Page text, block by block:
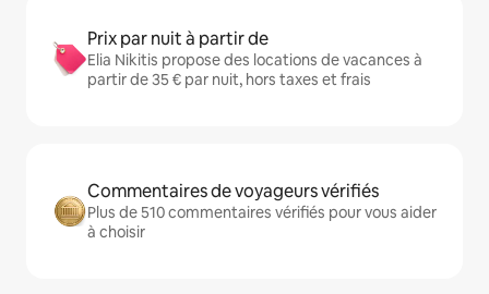
Prix par nuit à partir de
Elia Nikitis propose des locations de vacances à
partir de 35 € par nuit, hors taxes et frais
Commentaires de voyageurs vérifiés
Plus de 510 commentaires vérifiés pour vous aider
à choisir